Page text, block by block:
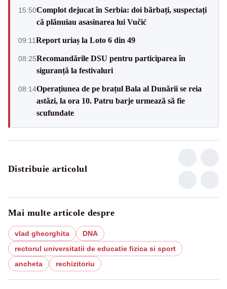
15:50Complot dejucat în Serbia: doi bărbați, suspectați
că plănuiau asasinarea lui Vučić
09:11Report uriaș la Loto 6 din 49
08:25Recomandările DSU pentru participarea în
siguranță la festivaluri
08:14Operațiunea de pe brațul Bala al Dunării se reia
astăzi, la ora 10. Patru barje urmează să fie
scufundate
Distribuie articolul
Mai multe articole despre
vlad gheorghita
DNA
rectorul universitatii de educatie fizica si sport
ancheta
rechizitoriu